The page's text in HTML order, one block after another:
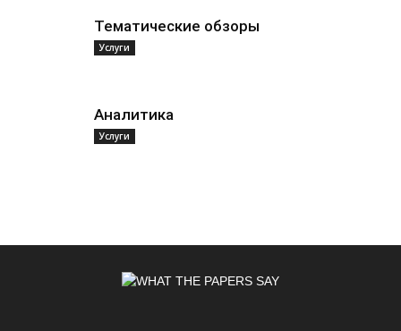
Тематические обзоры
Услуги
Аналитика
Услуги